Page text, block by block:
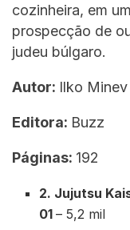
cozinheira, em
prospecção de
judeu búlgaro.
Autor: Ilko Minev
Editora: Buzz
Páginas: 192
2. Jujutsu
01– 5,2 mil